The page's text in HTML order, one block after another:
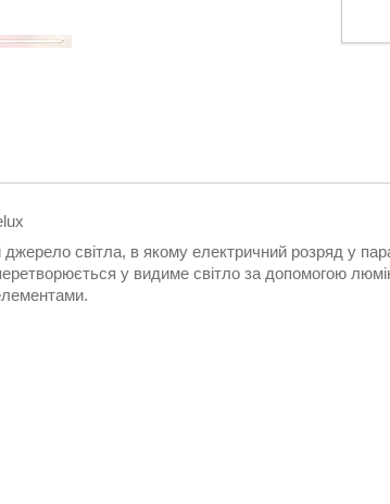
світла, в якому електричний розряд у
у видиме світло за допомогою